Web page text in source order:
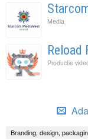
Media
Reload
Productie
Branding, design,